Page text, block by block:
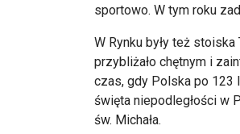
sportowo. W tym roku
W Rynku były też
przybliżało chętnym i
czas, gdy Polska po 123
święta niepodległości w
św. Michała.